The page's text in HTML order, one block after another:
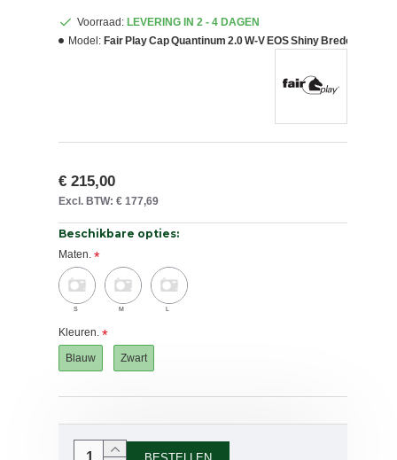
Voorraad: LEVERING IN 2 - 4 DAGEN
Model: Fair Play Cap Quantinum 2.0 W‑V EOS Shiny Brede Klep
€ 215,00
Excl. BTW: € 177,69
Beschikbare opties:
Maten.
S M L
Kleuren.
Blauw Zwart
BESTELLEN